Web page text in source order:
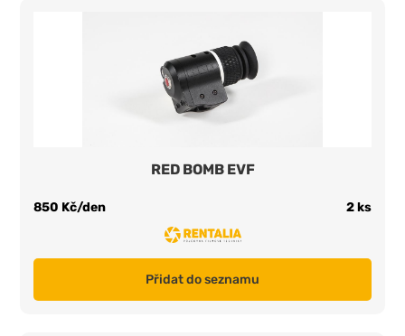
RED BOMB EVF
850 Kč/den 2 ks
Přidat do seznamu